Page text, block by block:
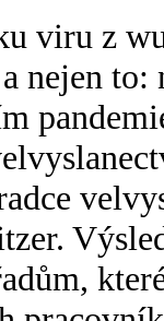
viru z
nejen to: